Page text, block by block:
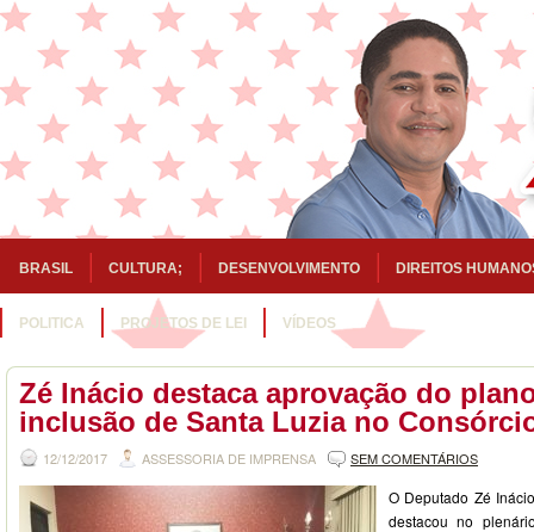
BRASIL CULTURA; DESENVOLVIMENTO DIREITOS
POLITICA PROJETOS DE LEI VÍDEOS
Zé Inácio destaca aprovação do
inclusão de Santa Luzia no
12/12/2017 ASSESSORIA DE IMPRENSA SEM COMENTÁRIOS
O Deputado Zé
destacou no